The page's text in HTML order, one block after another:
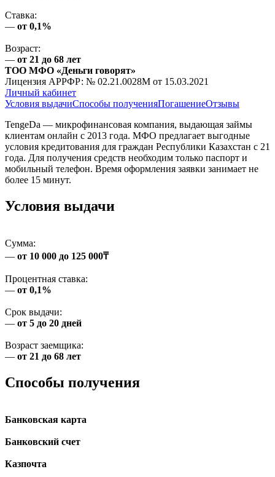
Ставка:
— от 0,1%
Возраст:
— от 21 до 68 лет
ТОО МФО «Деньги говорят»
Лицензия АРРФР: № 02.21.0028M от 15.03.2021
Личный кабинет
Условия выдачиСпособы полученияПогашениеОтзывы
TengeDa — микрофинансовая компания, выдающая займы
клиентам онлайн с 2013 года. МФО предлагает выгодные
условия кредитования для граждан Республики Казахстан с 21
года. Для получения средств необходим только паспорт и
мобильный телефон. Время оформления заявки занимает не
более 15 минут.
Условия выдачи
Сумма:
— от 10 000 до 125 000₸
Процентная ставка:
— от 0,1%
Срок выдачи:
— от 5 до 20 дней
Возраст заемщика:
— от 21 до 68 лет
Способы получения
Банковская карта
Банковский счет
Казпочта